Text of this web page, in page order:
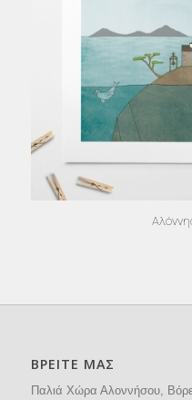
ΒΡΕΙΤΕ ΜΑΣ
Παλιά Χώρα Αλοννήσου,